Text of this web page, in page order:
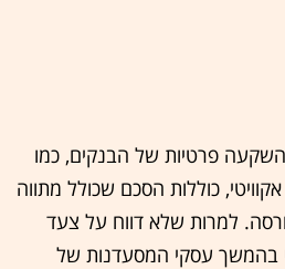
פרטיות של הבנקים, כמו
כוללות הסכם שכולל מתווה
למרות שלא דווח על צעד
בהמשך עסקי המסעדנות של